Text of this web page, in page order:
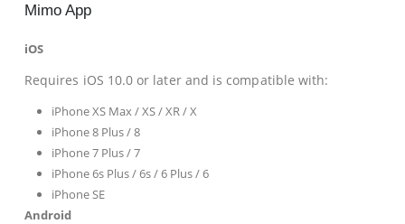
Mimo App
iOS
Requires iOS 10.0 or later and is compatible with:
iPhone XS Max / XS / XR / X
iPhone 8 Plus / 8
iPhone 7 Plus / 7
iPhone 6s Plus / 6s / 6 Plus / 6
iPhone SE
Android